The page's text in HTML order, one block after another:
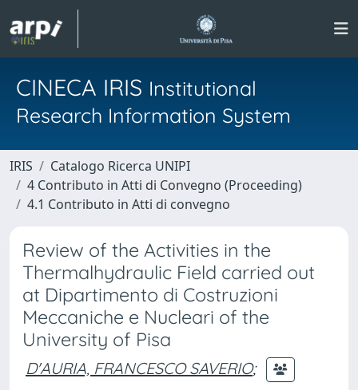
CINECA IRIS Institutional
Research Information System
IRIS
Catalogo Ricerca UNIPI
4 Contributo in Atti di Convegno (Proceeding)
4.1 Contributo in Atti di convegno
Review of the Activities in the
Thermalhydraulic Field carried out
at Dipartimento di Costruzioni
Meccaniche e Nucleari of the
University of Pisa
D'AURIA, FRANCESCO SAVERIO;